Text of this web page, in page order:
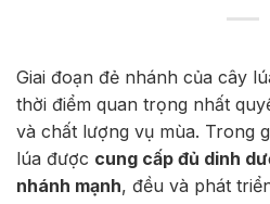
Giai đoạn đẻ nhánh của cây
thời điểm quan trọng nhất
và chất lượng vụ mùa. Trong
lúa được cung cấp đủ dinh
nhánh mạnh, đều và phát